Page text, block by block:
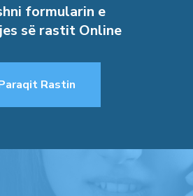
formularin e
së rastit Online
Rastin